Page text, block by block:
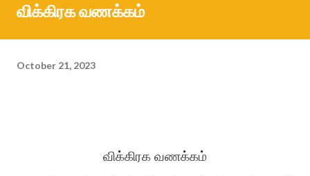
நர்மதா அணை கட்டப்படுவதற்காக கரையோரத்தில் வசித்த மக்கள்
விக்கிரக வணக்கம்
October 21, 2023
விக்கிரக வணக்கம்